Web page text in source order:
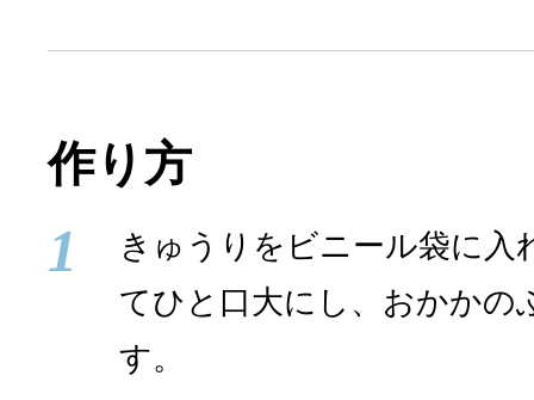
作り方
1
きゅうりをビニール袋に入
てひと口大にし、おかかの
す。